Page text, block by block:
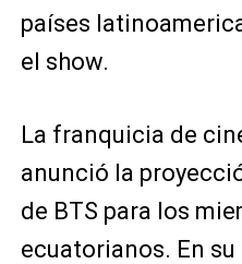
países
el show.
La franquicia de
anunció la
de BTS para los
ecuatorianos. En